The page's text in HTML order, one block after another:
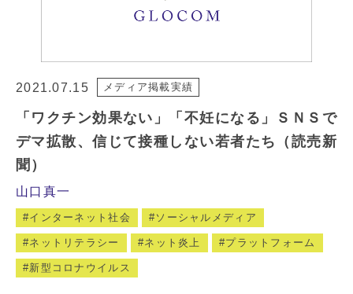
2021.07.15 メディア掲載実績
「ワクチン効果ない」「不妊になる」ＳＮＳで
デマ拡散、信じて接種しない若者たち（読売新
聞）
山口真一
インターネット社会 ソーシャルメディア
ネットリテラシー ネット炎上 プラットフォーム
新型コロナウイルス